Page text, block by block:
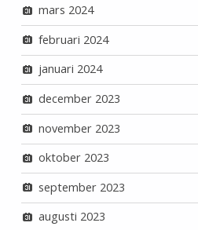
mars 2024
februari 2024
januari 2024
december 2023
november 2023
oktober 2023
september 2023
augusti 2023